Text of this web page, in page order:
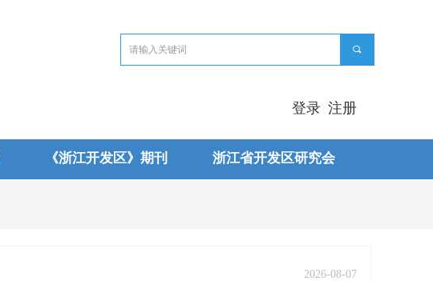
《浙江开发区》期刊 浙江省开发区研究会
끠
登录 注册
2026-08-07